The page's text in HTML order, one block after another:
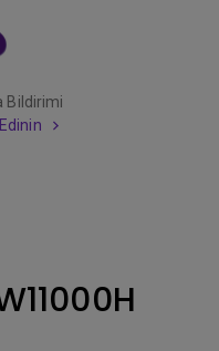
Bildirimi